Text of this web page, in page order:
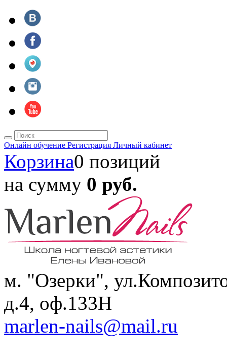
Онлайн обучение Регистрация Личный кабинет
Корзина0 позиций
на сумму 0 руб.
м. "Озерки",
д.4, оф.133H
marlen-nails@mail.ru